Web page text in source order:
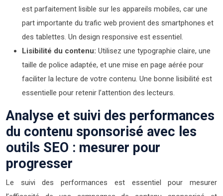
est parfaitement lisible sur les appareils mobiles, car une
part importante du trafic web provient des smartphones et
des tablettes. Un design responsive est essentiel.
Lisibilité du contenu: Utilisez une typographie claire, une
taille de police adaptée, et une mise en page aérée pour
faciliter la lecture de votre contenu. Une bonne lisibilité est
essentielle pour retenir l’attention des lecteurs.
Analyse et suivi des performances
du contenu sponsorisé avec les
outils SEO : mesurer pour
progresser
Le suivi des performances est essentiel pour mesurer